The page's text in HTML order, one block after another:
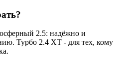
2.5: надёжно и
Турбо 2.4 XT - для тех, кому